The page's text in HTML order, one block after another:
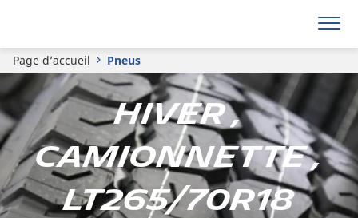
Page d’accueil Pneus
Hiver ,
Camionnette ,
LT265/70R18